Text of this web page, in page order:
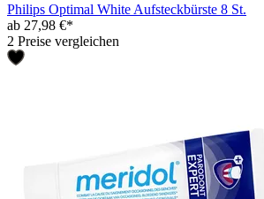
Philips Optimal White Aufsteckbürste 8 St.
ab 27,98 €*
2 Preise vergleichen